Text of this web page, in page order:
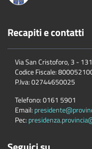
Recapiti e contatti
Via San Cristoforo, 3 -
Codice Fiscale:
P.Iva:02744650025
Telefono:0161 5901
Email:
Pec: